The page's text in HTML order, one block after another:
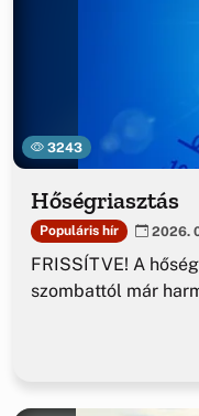
3243
Hőségriasztás
Populáris hír 2026.
FRISSÍTVE! A
szombattól már